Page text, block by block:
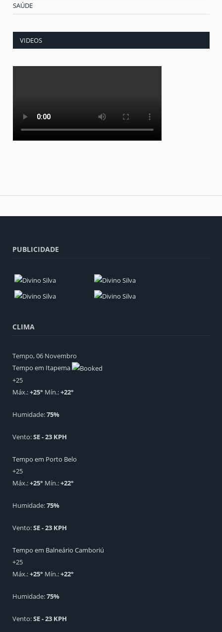
SAÚDE
VIDEOS
PUBLICIDADE
CLIMA
Tempo, 06 Novembro
Tempo em Itapema
+25
Máx.:+25° Mín.:+22°
Humidade:75%
Vento:SE - 23 KPH
Tempo em Porto Belo
+25
Máx.:+25° Mín.:+22°
Humidade:75%
Vento:SE - 23 KPH
Tempo em Balneário Camboriú
+25
Máx.:+25° Mín.:+22°
Humidade:75%
Vento:SE - 23 KPH